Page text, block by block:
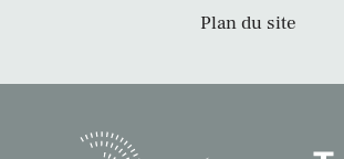
Plan du site